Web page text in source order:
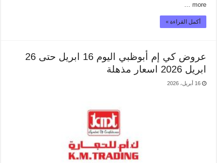
more …
أكمل القراءة »
عروض كي إم أبوظبي اليوم 16 ابريل حتى 26
ابريل 2026 اسعار مذهلة
16 أبريل، 2026